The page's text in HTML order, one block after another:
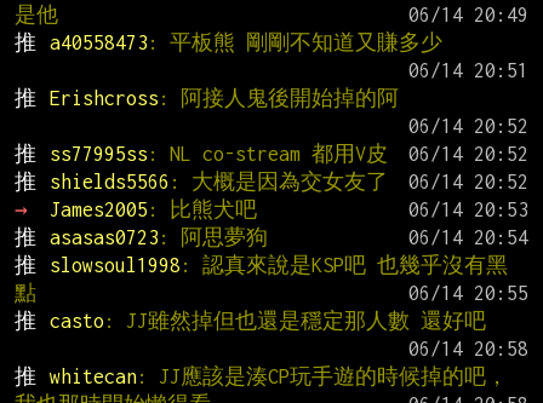
是他
推
a40558473 : 平板熊 剛剛不知道又賺多少
推
Erishcross : 阿接人鬼後開始掉的阿
推
ss77995ss : NL co-stream 都用V皮
推
shields5566 : 大概是因為交女友了
→
James2005 : 比熊犬吧
推
asasas0723 : 阿思夢狗
推
slowsoul1998 : 認真來說是KSP吧 也幾乎沒有黑
點
推
casto : JJ雖然掉但也還是穩定那人數 還好吧
推
whitecan: JJ應該是湊CP玩手遊的時候掉的吧，